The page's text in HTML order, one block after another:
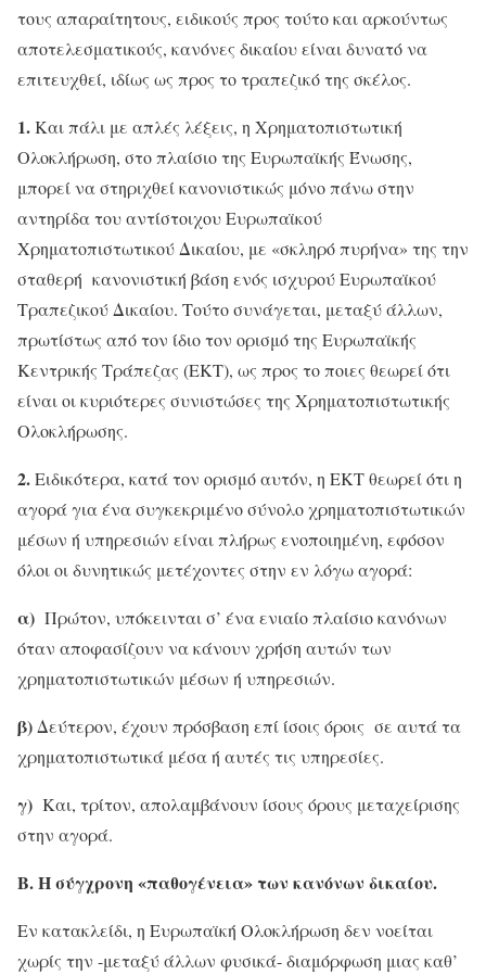
τους απαραίτητους, ειδικούς προς τούτο και αρκούντως
αποτελεσματικούς, κανόνες δικαίου είναι δυνατό να
επιτευχθεί, ιδίως ως προς το τραπεζικό της σκέλος.
1.Και πάλι με απλές λέξεις, η Χρηματοπιστωτική
Ολοκλήρωση, στο πλαίσιο της Ευρωπαϊκής Ένωσης,
μπορεί να στηριχθεί κανονιστικώς μόνο πάνω στην
αντηρίδα του αντίστοιχου Ευρωπαϊκού
Χρηματοπιστωτικού Δικαίου, με «σκληρό πυρήνα» της την
σταθερή κανονιστική βάση ενός ισχυρού Ευρωπαϊκού
Τραπεζικού Δικαίου. Τούτο συνάγεται, μεταξύ άλλων,
πρωτίστως από τον ίδιο τον ορισμό της Ευρωπαϊκής
Κεντρικής Τράπεζας (ΕΚΤ), ως προς το ποιες θεωρεί ότι
είναι οι κυριότερες συνιστώσες της Χρηματοπιστωτικής
Ολοκλήρωσης.
2.Ειδικότερα, κατά τον ορισμό αυτόν, η ΕΚΤ θεωρεί ότι η
αγορά για ένα συγκεκριμένο σύνολο χρηματοπιστωτικών
μέσων ή υπηρεσιών είναι πλήρως ενοποιημένη, εφόσον
όλοι οι δυνητικώς μετέχοντες στην εν λόγω αγορά:
α) Πρώτον, υπόκεινται σ’ ένα ενιαίο πλαίσιο κανόνων
όταν αποφασίζουν να κάνουν χρήση αυτών των
χρηματοπιστωτικών μέσων ή υπηρεσιών.
β) Δεύτερον, έχουν πρόσβαση επί ίσοις όροις σε αυτά τα
χρηματοπιστωτικά μέσα ή αυτές τις υπηρεσίες.
γ) Και, τρίτον, απολαμβάνουν ίσους όρους μεταχείρισης
στην αγορά.
Β.Η σύγχρονη «παθογένεια» των κανόνων δικαίου.
Εν κατακλείδι, η Ευρωπαϊκή Ολοκλήρωση δεν νοείται
χωρίς την -μεταξύ άλλων φυσικά- διαμόρφωση μιας καθ’